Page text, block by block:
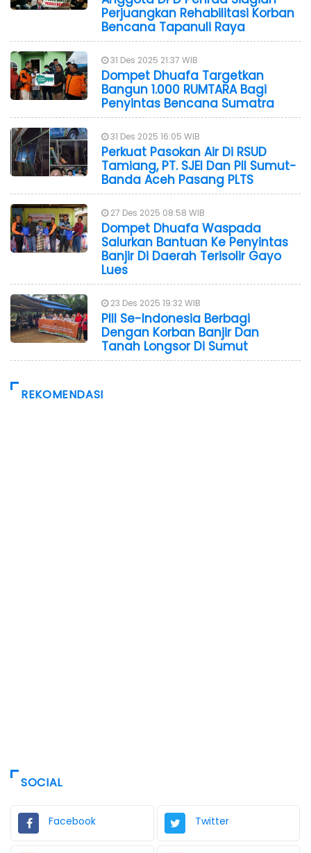
Perjuangkan Rehabilitasi Korban
Bencana Tapanuli Raya
31 Des 2025 21:37 WIB
Dompet Dhuafa Targetkan
Bangun 1.000 RUMTARA Bagi
Penyintas Bencana Sumatra
31 Des 2025 16:05 WIB
Perkuat Pasokan Air Di RSUD
Tamiang, PT. SJEI Dan PII Sumut-
Banda Aceh Pasang PLTS
27 Des 2025 08:58 WIB
Dompet Dhuafa Waspada
Salurkan Bantuan Ke Penyintas
Banjir Di Daerah Terisolir Gayo
Lues
23 Des 2025 19:32 WIB
PIII Se-Indonesia Berbagi
Dengan Korban Banjir Dan
Tanah Longsor Di Sumut
REKOMENDASI
SOCIAL
Facebook Twitter